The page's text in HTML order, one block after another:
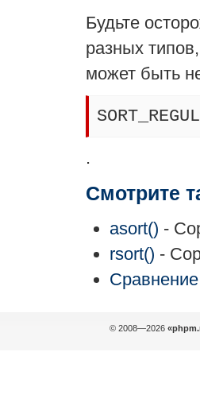
Будьте
разных
может быть
.
Смотрите
asort() -
rsort() -
© 2008—2026